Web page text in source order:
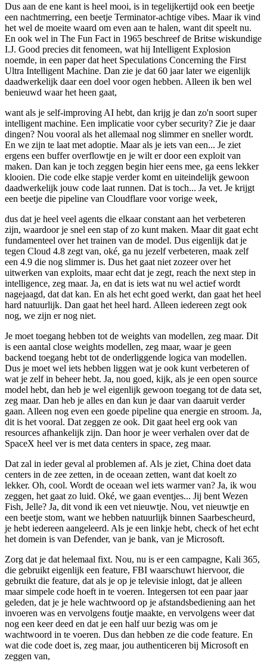
Dus aan de ene kant is heel mooi, is in tegelijkertijd ook een beetje
een nachtmerring, een beetje Terminator-achtige vibes. Maar ik vind
het wel de moeite waard om even aan te halen, want dit speelt nu.
En ook wel in The Fun Fact in 1965 beschreef de Britse wiskundige
I.J. Good precies dit fenomeen, wat hij Intelligent Explosion
noemde, in een paper dat heet Speculations Concerning the First
Ultra Intelligent Machine. Dan zie je dat 60 jaar later we eigenlijk
daadwerkelijk daar een doel voor ogen hebben. Alleen ik ben wel
benieuwd waar het heen gaat,
want als je self-improving AI hebt, dan krijg je dan zo'n soort super
intelligent machine. Een implicatie voor cyber security? Zie je daar
dingen? Nou vooral als het allemaal nog slimmer en sneller wordt.
En we zijn te laat met adoptie. Maar als je iets van een... Je ziet
ergens een buffer overflowtje en je wilt er door een exploit van
maken. Dan kan je toch zeggen begin hier eens mee, ga eens lekker
klooien. Die code elke stapje verder komt en uiteindelijk gewoon
daadwerkelijk jouw code laat runnen. Dat is toch... Ja vet. Je krijgt
een beetje die pipeline van Cloudflare voor vorige week,
dus dat je heel veel agents die elkaar constant aan het verbeteren
zijn, waardoor je snel een stap of zo kunt maken. Maar dit gaat echt
fundamenteel over het trainen van de model. Dus eigenlijk dat je
tegen Cloud 4.8 zegt van, oké, ga nu jezelf verbeteren, maak zelf
een 4.9 die nog slimmer is. Dus het gaat niet zozeer over het
uitwerken van exploits, maar echt dat je zegt, reach the next step in
intelligence, zeg maar. Ja, en dat is iets wat nu wel actief wordt
nagejaagd, dat dat kan. En als het echt goed werkt, dan gaat het heel
hard natuurlijk. Dan gaat het heel hard. Alleen iedereen zegt ook
nog, we zijn er nog niet.
Je moet toegang hebben tot de weights van modellen, zeg maar. Dit
is een aantal close weights modellen, zeg maar, waar je geen
backend toegang hebt tot de onderliggende logica van modellen.
Dus je moet wel iets hebben liggen wat je ook kunt verbeteren of
wat je zelf in beheer hebt. Ja, nou goed, kijk, als je een open source
model hebt, dan heb je wel eigenlijk gewoon toegang tot de data set,
zeg maar. Dan heb je alles en dan kun je daar van daaruit verder
gaan. Alleen nog even een goede pipeline qua energie en stroom. Ja,
dit is het vooral. Dat zeggen ze ook. Dit gaat heel erg ook van
resources afhankelijk zijn. Dan hoor je weer verhalen over dat de
SpaceX heel ver is met data centers in space, zeg maar.
Dat zal in ieder geval al problemen af. Als je ziet, China doet data
centers in de zee zetten, in de oceaan zetten, want dat koelt zo
lekker. Oh, cool. Wordt de oceaan wel iets warmer van? Ja, ik wou
zeggen, het gaat zo luid. Oké, we gaan eventjes... Jij bent Wezen
Fish, Jelle? Ja, dit vond ik een vet nieuwtje. Nou, vet nieuwtje en
een beetje stom, want we hebben natuurlijk binnen Saarbescheurd,
je hebt iedereen aangeleerd. Als je een linkje hebt, check of het echt
het domein is van Defender, van je bank, van je Microsoft.
Zorg dat je dat helemaal fixt. Nou, nu is er een campagne, Kali 365,
die gebruikt eigenlijk een feature, FBI waarschuwt hiervoor, die
gebruikt die feature, dat als je op je televisie inlogt, dat je alleen
maar simpele code hoeft in te voeren. Integersen tot een paar jaar
geleden, dat je je hele wachtwoord op je afstandsbediening aan het
invoeren was en vervolgens foutje maakte, en vervolgens weer dat
nog een keer deed en dat je een half uur bezig was om je
wachtwoord in te voeren. Dus dan hebben ze die code feature. En
wat die code doet is, zeg maar, jou authenticeren bij Microsoft en
zeggen van,